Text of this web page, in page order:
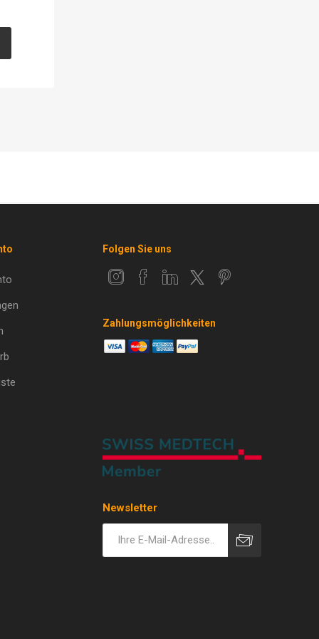
Folgen Sie uns
Zahlungsmöglichkeiten
Newsletter